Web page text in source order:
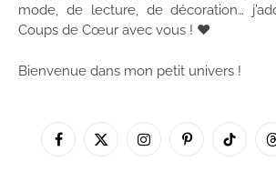
mode, de lecture, de décoration…
Coups de Cœur avec vous ! ♥
Bienvenue dans mon petit univers !
Facebook
X
InstagramPinterestTikTok